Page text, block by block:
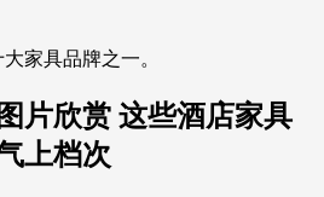
家具品牌之一。
片欣赏 这些酒店家具
上档次